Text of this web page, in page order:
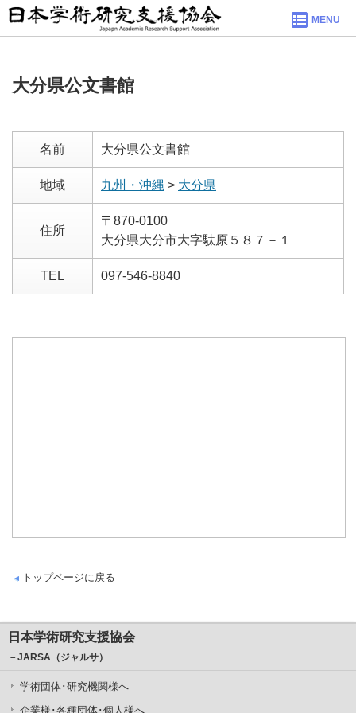
MENU
大分県公文書館
名前 大分県公文書館
地域 九州・沖縄 > 大分県
住所
〒870-0100
大分県大分市大字駄原５８７－１
TEL 097-546-8840
トップページに戻る
日本学術研究支援協会
－JARSA（ジャルサ）
学術団体･研究機関様へ
企業様･各種団体･個人様へ